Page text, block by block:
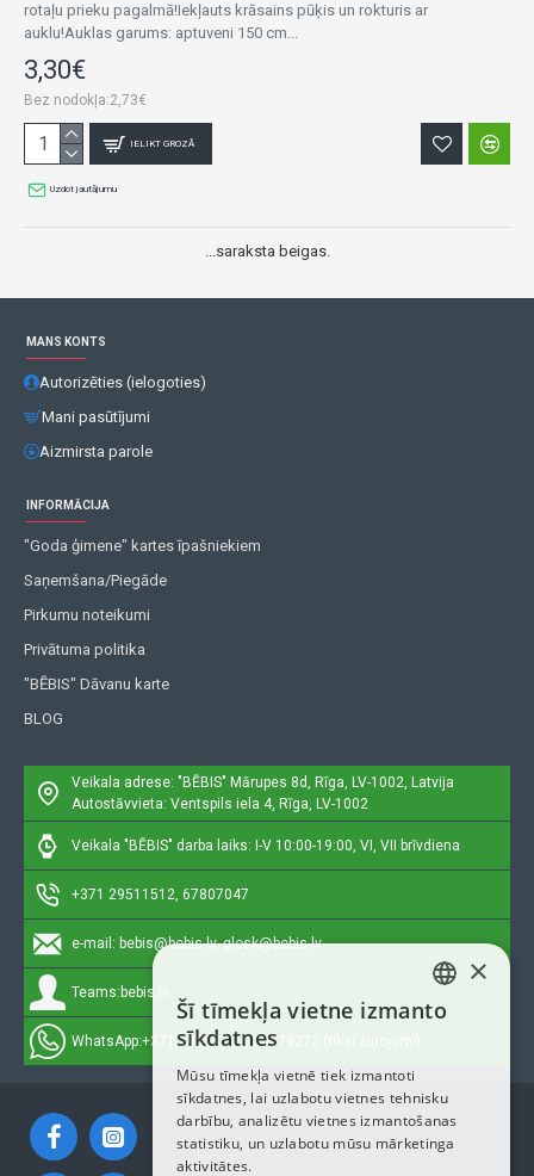
rotaļu prieku pagalmā!Iekļauts krāsains pūķis un rokturis ar
auklu!Auklas garums: aptuveni 150 cm...
3,30€
Bez nodokļa:2,73€
IELIKT GROZĀ
Uzdot jautājumu
...saraksta beigas.
MANS KONTS
Autorizēties (ielogoties)
Mani pasūtījumi
Aizmirsta parole
INFORMĀCIJA
"Goda ģimene" kartes īpašniekiem
Saņemšana/Piegāde
Pirkumu noteikumi
Privātuma politika
"BĒBIS" Dāvanu karte
BLOG
Veikala adrese: "BĒBIS" Mārupes 8d, Rīga, LV-1002, Latvija
Autostāvvieta: Ventspils iela 4, Rīga, LV-1002
Veikala "BĒBIS" darba laiks: I-V 10:00-19:00, VI, VII brīvdiena
+371 29511512, 67807047
e-mail: bebis@bebis.lv, glosk@bebis.lv
Teams: bebis.lv
WhatsApp:+371 29511512, 20579272 (tikai ziņojumi)
LATVIAN
ENGLISH
×
Šī tīmekļa vietne izmanto
sīkdatnes
Mūsu tīmekļa vietnē tiek izmantoti
sīkdatnes, lai uzlabotu vietnes tehnisku
darbību, analizētu vietnes izmantošanas
statistiku, un uzlabotu mūsu mārketinga
aktivitātes.